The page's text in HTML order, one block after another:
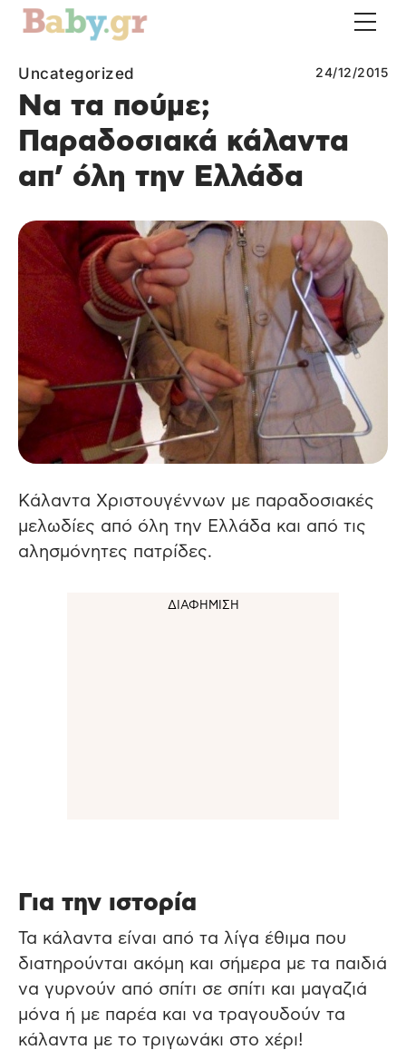
Uncategorized 24/12/2015
Να τα πούμε;
Παραδοσιακά κάλαντα
απ’ όλη την Ελλάδα
Kάλαντα Χριστουγέννων με παραδοσιακές
μελωδίες από όλη την Ελλάδα και από τις
αλησμόνητες πατρίδες.
Για την ιστορία
Τα κάλαντα είναι από τα λίγα έθιμα που
διατηρούνται ακόμη και σήμερα με τα παιδιά
να γυρνούν από σπίτι σε σπίτι και μαγαζιά
μόνα ή με παρέα και να τραγουδούν τα
κάλαντα με το τριγωνάκι στο χέρι!